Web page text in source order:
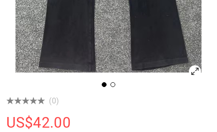
(0)
US$42.00